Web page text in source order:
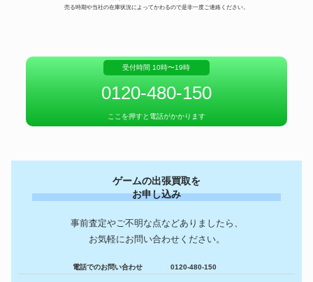
ナマン DYNAMAN BANDAI
Capcom RETRO STATION
ド」 リミテッドBOX
ロ マザー3デラックスボックス
PLAYSTATION 3 メタルギア ソ
トリオット プレミアム 鋼-
HAGANE-
レン外伝 女剣士アスカ見参
ネオジオポケット メタルスラ
NAM-1975 ネオジオCD
売る時期や当社の在庫状況によってかわるので是非一度ご連絡ください。
受付時間 10時〜19時
0120-480-150
ここを押すと電話がかかります
ゲームの出張買取を
お申し込み
事前査定やご不明な点などありましたら、
お気軽にお問い合わせください。
電話でのお問い合わせ 0120-480-150